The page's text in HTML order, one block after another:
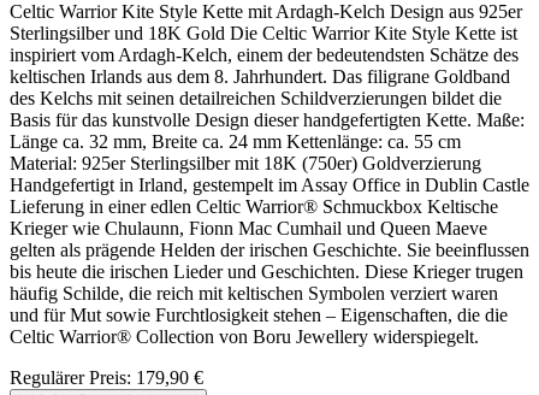
Celtic Warrior Kite Style Kette mit Ardagh-Kelch Design aus 925er
Sterlingsilber und 18K Gold Die Celtic Warrior Kite Style Kette ist
inspiriert vom Ardagh-Kelch, einem der bedeutendsten Schätze des
keltischen Irlands aus dem 8. Jahrhundert. Das filigrane Goldband
des Kelchs mit seinen detailreichen Schildverzierungen bildet die
Basis für das kunstvolle Design dieser handgefertigten Kette. Maße:
Länge ca. 32 mm, Breite ca. 24 mm Kettenlänge: ca. 55 cm
Material: 925er Sterlingsilber mit 18K (750er) Goldverzierung
Handgefertigt in Irland, gestempelt im Assay Office in Dublin Castle
Lieferung in einer edlen Celtic Warrior® Schmuckbox Keltische
Krieger wie Chulaunn, Fionn Mac Cumhail und Queen Maeve
gelten als prägende Helden der irischen Geschichte. Sie beeinflussen
bis heute die irischen Lieder und Geschichten. Diese Krieger trugen
häufig Schilde, die reich mit keltischen Symbolen verziert waren
und für Mut sowie Furchtlosigkeit stehen – Eigenschaften, die die
Celtic Warrior® Collection von Boru Jewellery widerspiegelt.
Regulärer Preis: 179,90 €